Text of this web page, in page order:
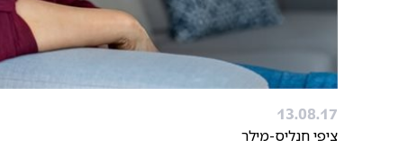
13.08.17
ציפי חנליס-מילר